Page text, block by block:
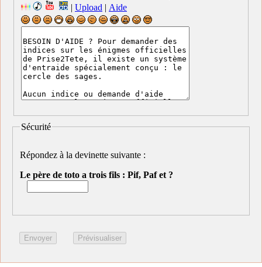
| Upload | Aide
Sécurité
Répondez à la devinette suivante :
Le père de toto a trois fils : Pif, Paf et ?